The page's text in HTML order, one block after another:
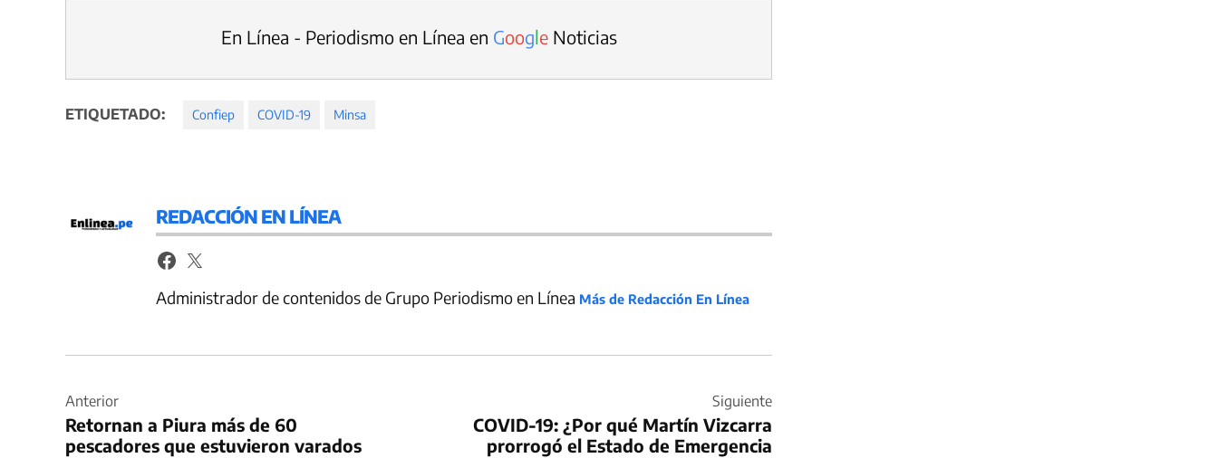
En Línea - Periodismo en Línea en GoogleNoticias
ETIQUETADO: Confiep COVID-19 Minsa
REDACCIÓN EN LÍNEA
Administrador de contenidos de Grupo Periodismo en Línea Más de Redacción En Línea
de
entradas
Anterior
Retornan a Piura más de 60
pescadores que estuvieron varados
Siguiente
COVID-19: ¿Por qué Martín Vizcarra
prorrogó el Estado de Emergencia